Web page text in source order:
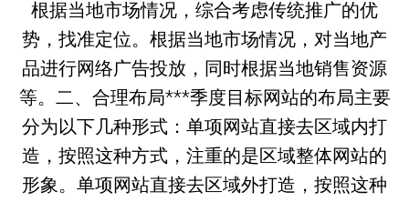
根据当地市场情况，综合考虑传统推广的优
势，找准定位。根据当地市场情况，对当地产
品进行网络广告投放，同时根据当地销售资源
等。二、合理布局***季度目标网站的布局主要
分为以下几种形式：单项网站直接去区域内打
造，按照这种方式，注重的是区域整体网站的
形象。单项网站直接去区域外打造，按照这种